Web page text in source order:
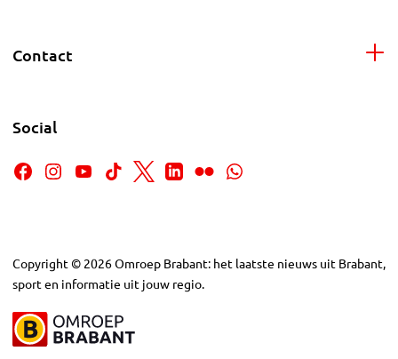
Contact
Social
Copyright © 2026Omroep Brabant: het laatste nieuws uit Brabant,
sport en informatie uit jouw regio.